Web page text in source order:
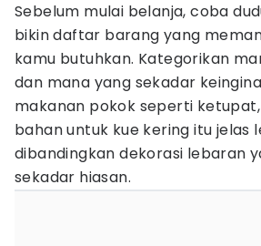
Sebelum mulai belanja, coba
bikin daftar barang yang
kamu butuhkan. Kategorikan
dan mana yang sekadar
makanan pokok seperti
bahan untuk kue kering itu jelas
dibandingkan dekorasi lebaran
sekadar hiasan.